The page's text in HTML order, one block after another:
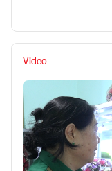
Video